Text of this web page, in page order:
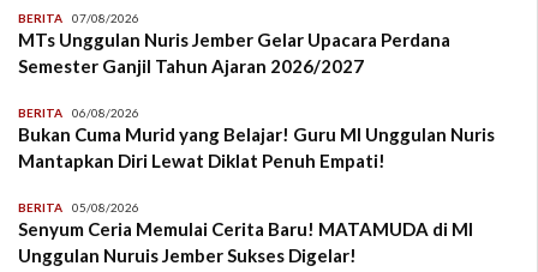
BERITA 07/08/2026
MTs Unggulan Nuris Jember Gelar Upacara Perdana
Semester Ganjil Tahun Ajaran 2026/2027
BERITA 06/08/2026
Bukan Cuma Murid yang Belajar! Guru MI Unggulan Nuris
Mantapkan Diri Lewat Diklat Penuh Empati!
BERITA 05/08/2026
Senyum Ceria Memulai Cerita Baru! MATAMUDA di MI
Unggulan Nuruis Jember Sukses Digelar!